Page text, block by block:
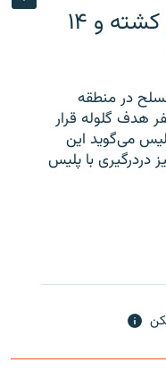
تیراندازی در تورنتو یک نفر کشته و ۱۴
در منطقه
تورنتو ،‌بزرگترین شهر کانادا،۱۴ نفر هدف گلوله قرار
می‌گوید این
دردرگیری با پلیس